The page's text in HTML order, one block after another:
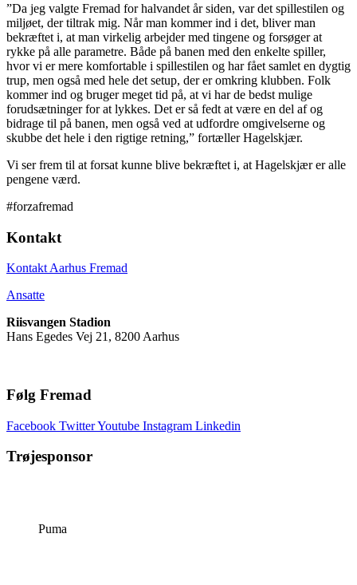
”Da jeg valgte Fremad for halvandet år siden, var det spillestilen og
miljøet, der tiltrak mig. Når man kommer ind i det, bliver man
bekræftet i, at man virkelig arbejder med tingene og forsøger at
rykke på alle parametre. Både på banen med den enkelte spiller,
hvor vi er mere komfortable i spillestilen og har fået samlet en dygtig
trup, men også med hele det setup, der er omkring klubben. Folk
kommer ind og bruger meget tid på, at vi har de bedst mulige
forudsætninger for at lykkes. Det er så fedt at være en del af og
bidrage til på banen, men også ved at udfordre omgivelserne og
skubbe det hele i den rigtige retning,” fortæller Hagelskjær.
Vi ser frem til at forsat kunne blive bekræftet i, at Hagelskjær er alle
pengene værd.
#forzafremad
Kontakt
Kontakt Aarhus Fremad
Ansatte
Riisvangen Stadion
Hans Egedes Vej 21, 8200 Aarhus
Følg Fremad
Facebook TwitterYoutube Instagram Linkedin
Trøjesponsor
Puma